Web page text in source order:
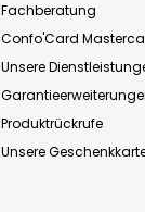
Fachberatung
Confo'Card
Unsere
Produktrückrufe
Unsere